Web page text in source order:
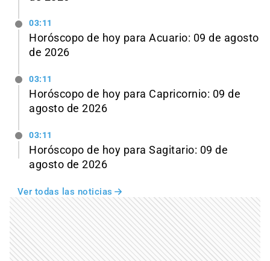
03:11
Horóscopo de hoy para Acuario: 09 de agosto
de 2026
03:11
Horóscopo de hoy para Capricornio: 09 de
agosto de 2026
03:11
Horóscopo de hoy para Sagitario: 09 de
agosto de 2026
Ver todas las noticias